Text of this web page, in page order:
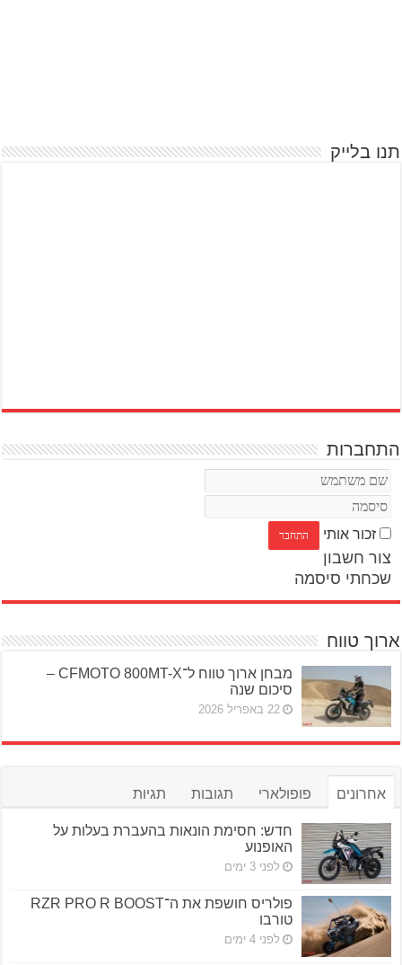
תנו בלייק
התחברות
זכור אותי
צור חשבון
שכחתי סיסמה
ארוך טווח
מבחן ארוך טווח ל־CFMOTO 800MT-X –
סיכום שנה
22 באפריל 2026
אחרונים פופולארי תגובות תגיות
חדש: חסימת הונאות בהעברת בעלות על
האופנוע
לפני 3 ימים
פולריס חושפת את ה־RZR PRO R BOOST
טורבו
לפני 4 ימים